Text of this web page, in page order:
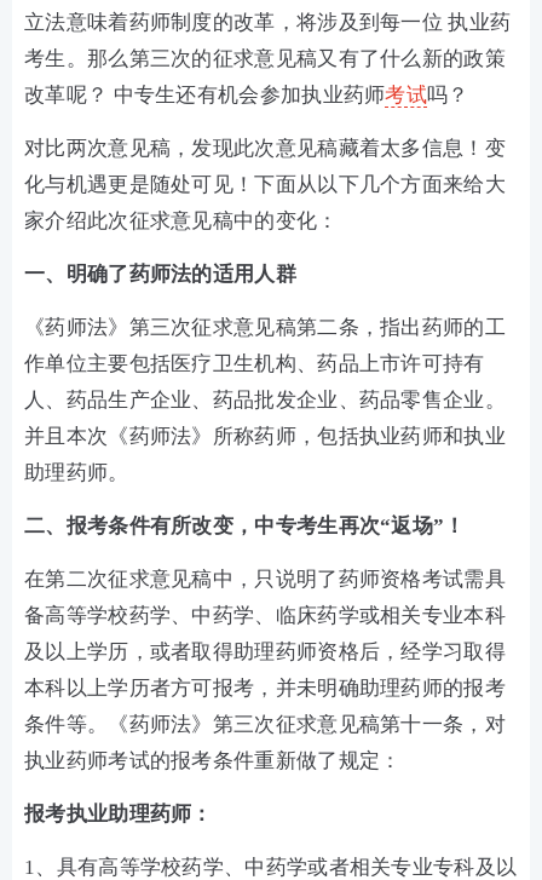
立法意味着药师制度的改革，将涉及到每一位 执业药
考生。那么第三次的征求意见稿又有了什么新的政策
改革呢？ 中专生还有机会参加执业药师考试吗？
对比两次意见稿，发现此次意见稿藏着太多信息！变
化与机遇更是随处可见！下面从以下几个方面来给大
家介绍此次征求意见稿中的变化：
一、明确了药师法的适用人群
《药师法》第三次征求意见稿第二条，指出药师的工
作单位主要包括医疗卫生机构、药品上市许可持有
人、药品生产企业、药品批发企业、药品零售企业。
并且本次《药师法》所称药师，包括执业药师和执业
助理药师。
二、报考条件有所改变，中专考生再次“返场”！
在第二次征求意见稿中，只说明了药师资格考试需具
备高等学校药学、中药学、临床药学或相关专业本科
及以上学历，或者取得助理药师资格后，经学习取得
本科以上学历者方可报考，并未明确助理药师的报考
条件等。《药师法》第三次征求意见稿第十一条，对
执业药师考试的报考条件重新做了规定：
报考执业助理药师：
1、具有高等学校药学、中药学或者相关专业专科及以